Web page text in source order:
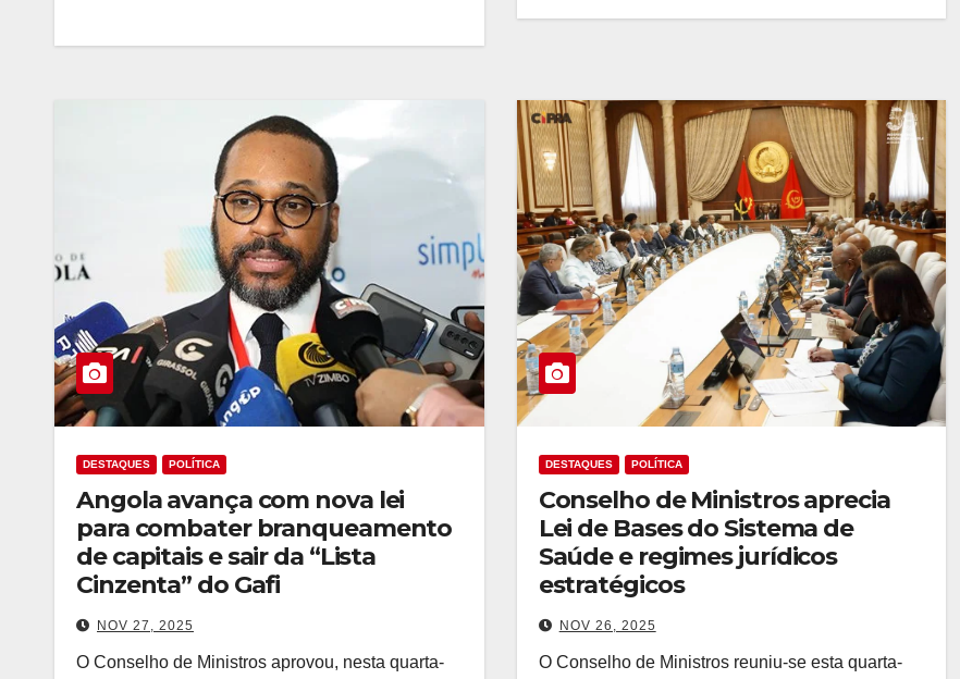
DESTAQUES POLÍTICA
Angola avança com nova lei
para combater branqueamento
de capitais e sair da “Lista
Cinzenta” do Gafi
NOV 27, 2025
O Conselho de Ministros aprovou, nesta quarta-
DESTAQUES POLÍTICA
Conselho de Ministros aprecia
Lei de Bases do Sistema de
Saúde e regimes jurídicos
estratégicos
NOV 26, 2025
O Conselho de Ministros reuniu-se esta quarta-